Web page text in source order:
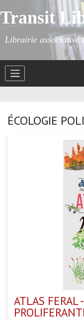
Transit
Librairie associative
ÉCOLOGIE
ATLAS FERAL